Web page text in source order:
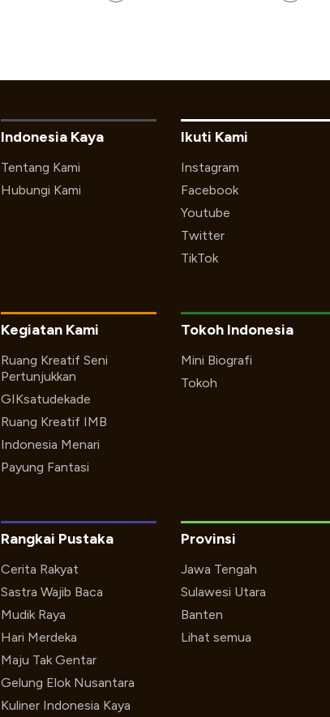
Indonesia Kaya
Tentang Kami
Hubungi Kami
Ikuti Kami
Instagram
Facebook
Youtube
Twitter
TikTok
Kegiatan Kami
Ruang Kreatif Seni
Pertunjukkan
GIKsatudekade
Ruang Kreatif IMB
Indonesia Menari
Payung Fantasi
Tokoh Indonesia
Mini Biografi
Tokoh
Rangkai Pustaka
Cerita Rakyat
Sastra Wajib Baca
Mudik Raya
Hari Merdeka
Maju Tak Gentar
Gelung Elok Nusantara
Kuliner Indonesia Kaya
Provinsi
Jawa Tengah
Sulawesi Utara
Banten
Lihat semua